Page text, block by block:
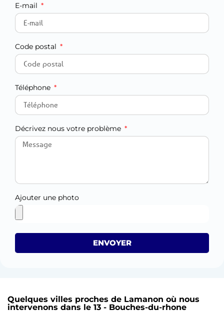
E-mail
Code postal
Téléphone
Décrivez nous votre problème
Ajouter une photo
ENVOYER
Quelques villes proches de Lamanon où nous
intervenons dans le 13 - Bouches-du-rhone